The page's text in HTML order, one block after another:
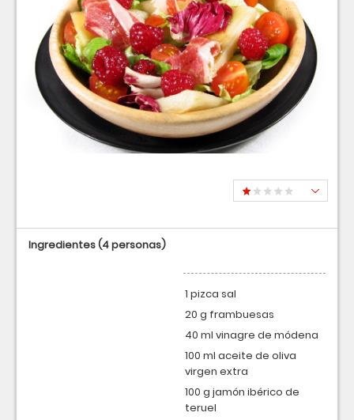
Ingredientes(4 personas)
1 pizca sal
20 g frambuesas
40 ml vinagre de módena
100 ml aceite de oliva
virgen extra
100 g jamón ibérico de
teruel